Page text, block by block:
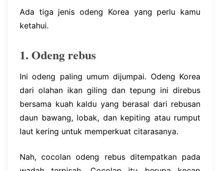
Ada tiga jenis odeng Korea yang perlu kamu
ketahui.
1. Odeng rebus
Ini odeng paling umum dijumpai. Odeng Korea
dari olahan ikan giling dan tepung ini direbus
bersama kuah kaldu yang berasal dari rebusan
daun bawang, lobak, dan kepiting atau rumput
laut kering untuk memperkuat citarasanya.
Nah, cocolan odeng rebus ditempatkan pada